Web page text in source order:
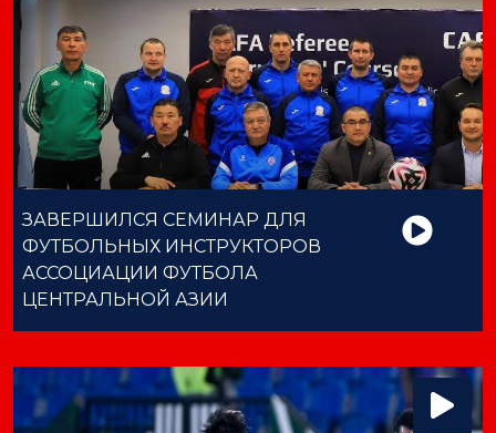
ЗАВЕРШИЛСЯ СЕМИНАР ДЛЯ
ФУТБОЛЬНЫХ ИНСТРУКТОРОВ
АССОЦИАЦИИ ФУТБОЛА
ЦЕНТРАЛЬНОЙ АЗИИ